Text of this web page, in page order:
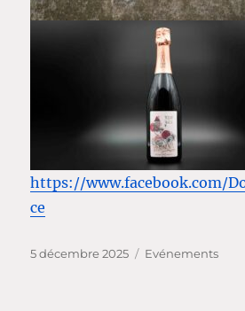
https://www.facebook.com/
ce
Publié
5 décembre 2025 Catégories
Evénements